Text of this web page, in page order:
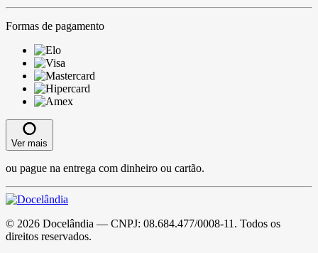
Formas de pagamento
Ver mais
ou pague na entrega com dinheiro ou cartão.
© 2026 Docelândia — CNPJ: 08.684.477/0008-11 . Todos os
direitos reservados.